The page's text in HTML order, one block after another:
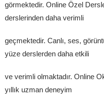
görmektedir. Online Özel
derslerinden daha verimli
geçmektedir. Canlı, ses,
yüze derslerden daha etkili
ve verimli olmaktadır. Online
yıllık uzman deneyim